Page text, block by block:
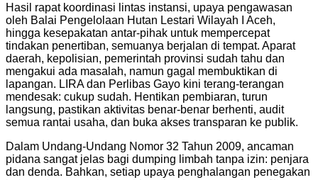
Hasil rapat koordinasi lintas instansi, upaya pengawasan
oleh Balai Pengelolaan Hutan Lestari Wilayah I Aceh,
hingga kesepakatan antar-pihak untuk mempercepat
tindakan penertiban, semuanya berjalan di tempat. Aparat
daerah, kepolisian, pemerintah provinsi sudah tahu dan
mengakui ada masalah, namun gagal membuktikan di
lapangan. LIRA dan Perlibas Gayo kini terang-terangan
mendesak: cukup sudah. Hentikan pembiaran, turun
langsung, pastikan aktivitas benar-benar berhenti, audit
semua rantai usaha, dan buka akses transparan ke publik.
Dalam Undang-Undang Nomor 32 Tahun 2009, ancaman
pidana sangat jelas bagi dumping limbah tanpa izin: penjara
dan denda. Bahkan, setiap upaya penghalangan penegakan